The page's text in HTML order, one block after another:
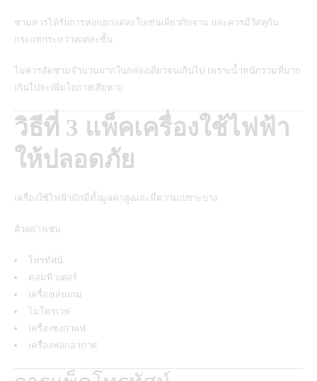
ชามควรได้รับการห่อแยกแต่ละใบเช่นเดียวกับจาน และควรมีวัสดุกัน
กระแทกระหว่างแต่ละชั้น
ไม่ควรอัดชามจำนวนมากในกล่องเดียวจนเกินไป เพราะน้ำหนักรวมที่มาก
เกินไปจะเพิ่มโอกาสเสียหาย
วิธีที่ 3 แพ็คเครื่องใช้ไฟฟ้า
ให้ปลอดภัย
เครื่องใช้ไฟฟ้ามักมีทั้งมูลค่าสูงและมีความเปราะบาง
ตัวอย่างเช่น
โทรทัศน์
คอมพิวเตอร์
เครื่องเล่นเกม
ไมโครเวฟ
เครื่องชงกาแฟ
เครื่องฟอกอากาศ